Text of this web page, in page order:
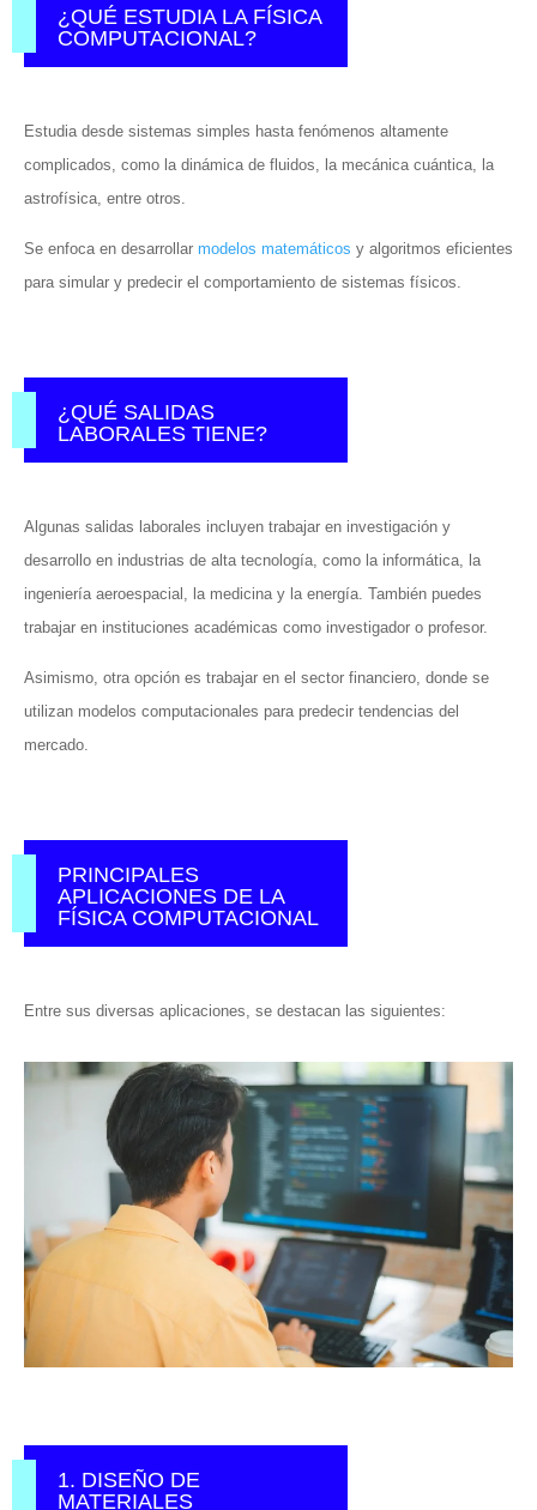
¿QUÉ ESTUDIA LA FÍSICA
COMPUTACIONAL?
Estudia desde sistemas simples hasta fenómenos altamente
complicados, como la dinámica de fluidos, la mecánica cuántica, la
astrofísica, entre otros.
Se enfoca en desarrollar modelos matemáticos y algoritmos eficientes
para simular y predecir el comportamiento de sistemas físicos.
¿QUÉ SALIDAS
LABORALES TIENE?
Algunas salidas laborales incluyen trabajar en investigación y
desarrollo en industrias de alta tecnología, como la informática, la
ingeniería aeroespacial, la medicina y la energía. También puedes
trabajar en instituciones académicas como investigador o profesor.
Asimismo, otra opción es trabajar en el sector financiero, donde se
utilizan modelos computacionales para predecir tendencias del
mercado.
PRINCIPALES
APLICACIONES DE LA
FÍSICA COMPUTACIONAL
Entre sus diversas aplicaciones, se destacan las siguientes:
1. DISEÑO DE
MATERIALES